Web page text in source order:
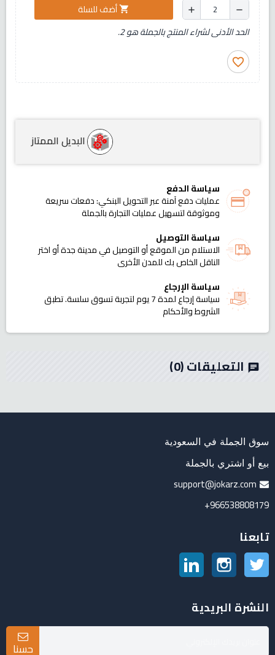
remove
add
shopping_cartأضف للسلة
الحد الأدنى لشراء المنتج بالجملة هو 2.
favorite_border
البديل الممتاز
سياسة الدفع
عمليات دفع آمنة عبر التحويل البنكي: دفعات سريعة
وموثوقة لتسهيل عمليات التجارة بالجملة
سياسة التوصيل
الاستلام من الموقع أو التوصيل في مدينة جدة أو اختر
الناقل الخاص بك للمدن الأخرى
سياسة الإرجاع
سياسة إرجاع لمدة 7 يوم لتجربة تسوق سلسة. تطبق
الشروط والأحكام
chat التعليقات(0)
سوق الجملة في السعودية
بيع أو اشتري بالجملة
support@jokarz.com
966538808179+
تابعنا
تويتر انستغرام
النشرة البريدية
حسنا